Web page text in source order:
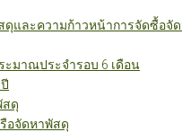
และความก้าวหน้าการจัดซื้อจั
ะมาณประจำรอบ 6 เดือน
สดุ
อจัดหาพัสดุ